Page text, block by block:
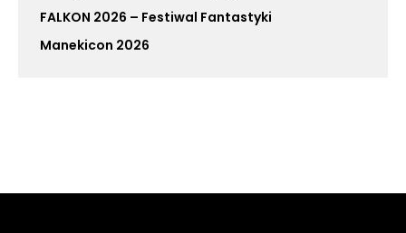
FALKON 2026 – Festiwal Fantastyki
Manekicon 2026